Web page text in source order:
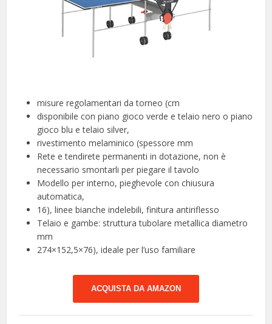
misure regolamentari da torneo (cm
disponibile con piano gioco verde e telaio nero o piano
gioco blu e telaio silver,
rivestimento melaminico (spessore mm
Rete e tendirete permanenti in dotazione, non è
necessario smontarli per piegare il tavolo
Modello per interno, pieghevole con chiusura
automatica,
16), linee bianche indelebili, finitura antiriflesso
Telaio e gambe: struttura tubolare metallica diametro
mm
274×152,5×76), ideale per l’uso familiare
ACQUISTA DA AMAZON